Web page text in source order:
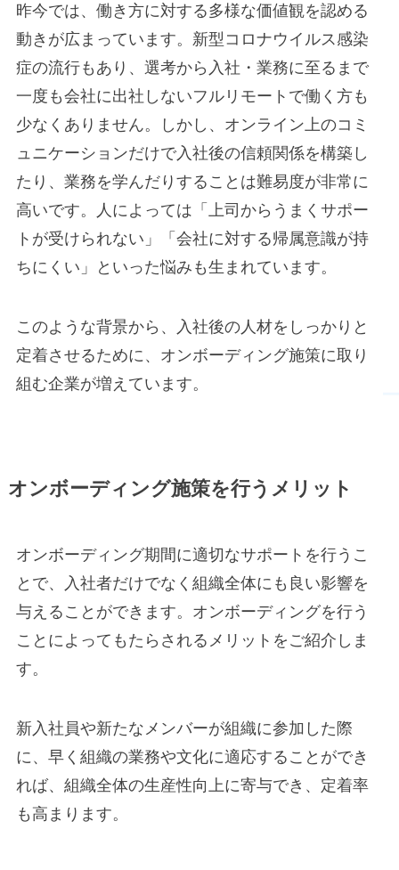
昨今では、働き方に対する多様な価値観を認める
動きが広まっています。新型コロナウイルス感染
症の流行もあり、選考から入社・業務に至るまで
一度も会社に出社しないフルリモートで働く方も
少なくありません。しかし、オンライン上のコミ
ュニケーションだけで入社後の信頼関係を構築し
たり、業務を学んだりすることは難易度が非常に
高いです。人によっては「上司からうまくサポー
トが受けられない」「会社に対する帰属意識が持
ちにくい」といった悩みも生まれています。
このような背景から、入社後の人材をしっかりと
定着させるために、オンボーディング施策に取り
組む企業が増えています。
オンボーディング施策を行うメリット
オンボーディング期間に適切なサポートを行うこ
とで、入社者だけでなく組織全体にも良い影響を
与えることができます。オンボーディングを行う
ことによってもたらされるメリットをご紹介しま
す。
新入社員や新たなメンバーが組織に参加した際
に、早く組織の業務や文化に適応することができ
れば、組織全体の生産性向上に寄与でき、定着率
も高まります。